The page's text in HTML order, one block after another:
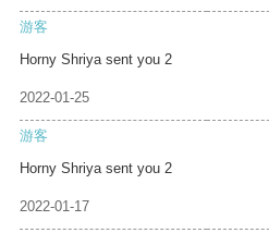
游客
Horny Shriya sent you 2
2022-01-25
游客
Horny Shriya sent you 2
2022-01-17